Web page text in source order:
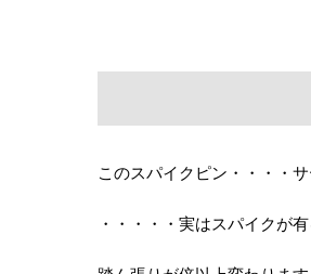
このスパイクピン・・・・
・・・・・実はスパイクが